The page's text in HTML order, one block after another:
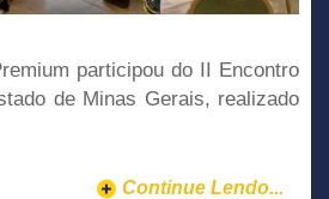
participou do II Encontro
de Minas Gerais, realizado
Continue Lendo...